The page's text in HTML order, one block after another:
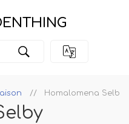
Homalomena Selby